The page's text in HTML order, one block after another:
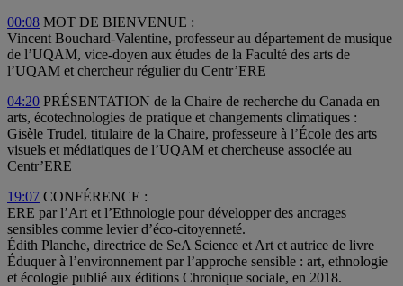
00:08 MOT DE BIENVENUE :
Vincent Bouchard-Valentine, professeur au département de musique
de l’UQAM, vice-doyen aux études de la Faculté des arts de
l’UQAM et chercheur régulier du Centr’ERE
04:20 PRÉSENTATION de la Chaire de recherche du Canada en
arts, écotechnologies de pratique et changements climatiques :
Gisèle Trudel, titulaire de la Chaire, professeure à l’École des arts
visuels et médiatiques de l’UQAM et chercheuse associée au
Centr’ERE
19:07 CONFÉRENCE :
ERE par l’Art et l’Ethnologie pour développer des ancrages
sensibles comme levier d’éco-citoyenneté.
Édith Planche, directrice de SeA Science et Art et autrice de livre
Éduquer à l’environnement par l’approche sensible : art, ethnologie
et écologie publié aux éditions Chronique sociale, en 2018.